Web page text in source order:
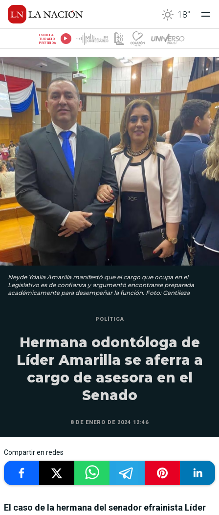
18°
ESCUCHÁ
TU RADIO
PREFERIDA
Neyde Ydalia Amarilla manifestó que el cargo que ocupa en el
Legislativo es de confianza y argumentó encontrarse preparada
académicamente para desempeñar la función. Foto: Gentileza
POLÍTICA
Hermana odontóloga de
Líder Amarilla se aferra a
cargo de asesora en el
Senado
8 DE ENERO DE 2024 12:46
Compartir en redes
El caso de la hermana del senador efrainista Líder